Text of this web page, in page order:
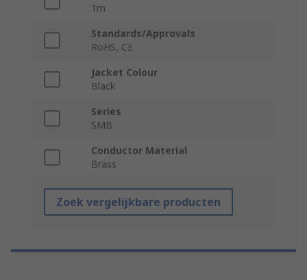
1m
Standards/Approvals
RoHS, CE
Jacket Colour
Black
Series
SMB
Conductor Material
Brass
Zoek vergelijkbare producten